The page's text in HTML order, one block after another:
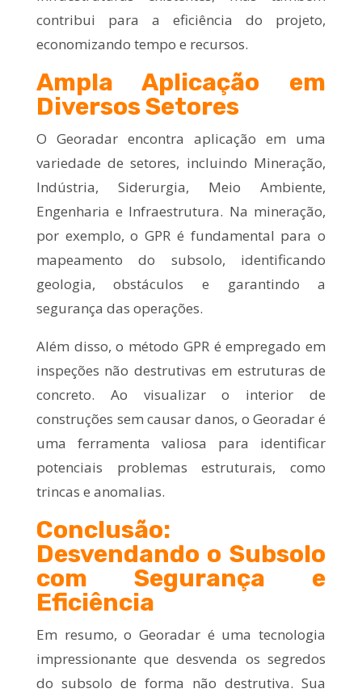
contribui para a eficiência do projeto,
economizando tempo e recursos.
Ampla Aplicação em
Diversos Setores
O Georadar encontra aplicação em uma
variedade de setores, incluindo Mineração,
Indústria, Siderurgia, Meio Ambiente,
Engenharia e Infraestrutura. Na mineração,
por exemplo, o GPR é fundamental para o
mapeamento do subsolo, identificando
geologia, obstáculos e garantindo a
segurança das operações.
Além disso, o método GPR é empregado em
inspeções não destrutivas em estruturas de
concreto. Ao visualizar o interior de
construções sem causar danos, o Georadar é
uma ferramenta valiosa para identificar
potenciais problemas estruturais, como
trincas e anomalias.
Conclusão:
Desvendando o Subsolo
com Segurança e
Eficiência
Em resumo, o Georadar é uma tecnologia
impressionante que desvenda os segredos
do subsolo de forma não destrutiva. Sua